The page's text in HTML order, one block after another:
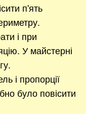
п'ять
і при
У майстерні
і пропорції
було повісити